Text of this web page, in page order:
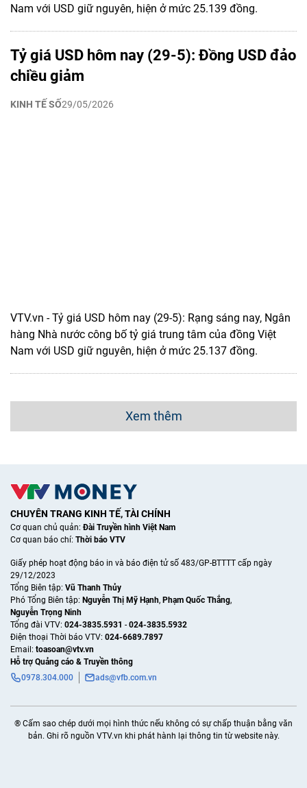
Nam với USD giữ nguyên, hiện ở mức 25.139 đồng.
Tỷ giá USD hôm nay (29-5): Đồng USD đảo
chiều giảm
KINH TẾ SỐ29/05/2026
VTV.vn - Tỷ giá USD hôm nay (29-5): Rạng sáng nay, Ngân
hàng Nhà nước công bố tỷ giá trung tâm của đồng Việt
Nam với USD giữ nguyên, hiện ở mức 25.137 đồng.
Xem thêm
CHUYÊN TRANG KINH TẾ, TÀI CHÍNH
Cơ quan chủ quản:Đài Truyền hình Việt Nam
Cơ quan báo chí: Thời báo VTV
Giấy phép hoạt động báo in và báo điện tử số 483/GP-BTTTT cấp ngày
29/12/2023
Tổng Biên tập: Vũ Thanh Thủy
Phó Tổng Biên tập: Nguyễn Thị Mỹ Hạnh, Phạm Quốc Thắng,
Nguyễn Trọng Ninh
Tổng đài VTV: 024-3835.5931 - 024-3835.5932
Ðiện thoại Thời báo VTV: 024-6689.7897
Email: toasoan@vtv.vn
Hỗ trợ Quảng cáo & Truyền thông
0978.304.000
ads@vfb.com.vn
® Cấm sao chép dưới mọi hình thức nếu không có sự chấp thuận bằng văn
bản. Ghi rõ nguồn VTV.vn khi phát hành lại thông tin từ website này.